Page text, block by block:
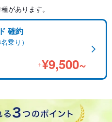
があります。
確約
乗り）
+¥9,500~